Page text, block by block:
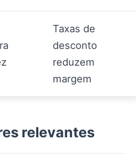
Taxas de
desconto
reduzem
margem
relevantes